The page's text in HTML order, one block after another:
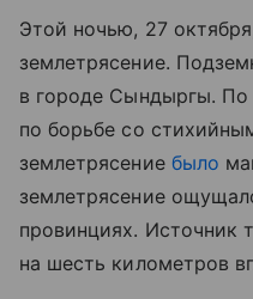
Этой ночью, 27
землетрясение.
в городе Сындыргы. По
по борьбе со
землетрясениебыло
землетрясение
провинциях. Источник
на шесть километров